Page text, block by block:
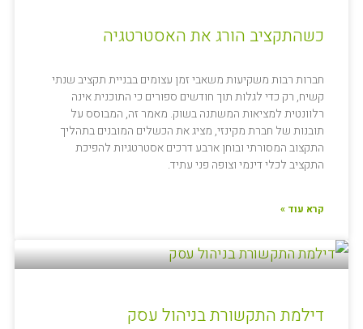
כשהתקציב הורג את האסטרטגיה
חברות רבות משקיעות משאבי זמן עצומים בבניית תקציב שנתי
קשיח, רק כדי לגלות תוך חודשים ספורים כי התוכנית אינה
רלוונטית למציאות המשתנה בשוק. מאמר זה, המבוסס על
תובנות של חברת מקינזי, מציג את הכשלים המובנים בתהליך
התקצוב המסורתי ובוחן ארבע דרכים אסטרטגיות להפיכת
התקציב לכלי דינמי וצופה פני עתיד.
קרא עוד »
דילמת התקשורת בניהול עסק